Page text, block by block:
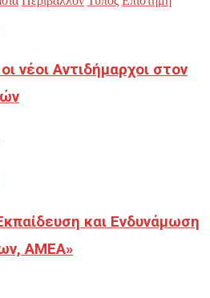
νέοι Αντιδήμαρχοι στον
και Ενδυνάμωση
ΑΜΕΑ»